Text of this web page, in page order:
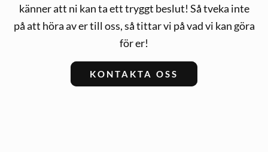
känner att ni kan ta ett tryggt beslut! Så tveka inte
på att höra av er till oss, så tittar vi på vad vi kan göra
för er!
KONTAKTA OSS